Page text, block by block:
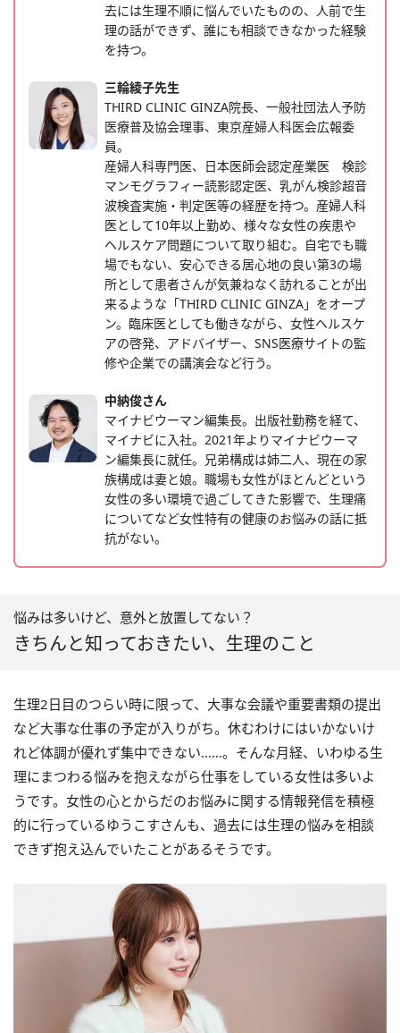
去には生理不順に悩んでいたものの、人前で生
理の話ができず、誰にも相談できなかった経験
を持つ。
三輪綾子先生
THIRD CLINIC GINZA院長、一般社団法人予防
医療普及協会理事、東京産婦人科医会広報委
員。
産婦人科専門医、日本医師会認定産業医 検診
マンモグラフィー読影認定医、乳がん検診超音
波検査実施・判定医等の経歴を持つ。産婦人科
医として10年以上勤め、様々な女性の疾患や
ヘルスケア問題について取り組む。自宅でも職
場でもない、安心できる居心地の良い第3の場
所として患者さんが気兼ねなく訪れることが出
来るような「THIRD CLINIC GINZA」をオープ
ン。臨床医としても働きながら、女性ヘルスケ
アの啓発、アドバイザー、SNS医療サイトの監
修や企業での講演会など行う。
中納俊さん
マイナビウーマン編集長。出版社勤務を経て、
マイナビに入社。2021年よりマイナビウーマ
ン編集長に就任。兄弟構成は姉二人、現在の家
族構成は妻と娘。職場も女性がほとんどという
女性の多い環境で過ごしてきた影響で、生理痛
についてなど女性特有の健康のお悩みの話に抵
抗がない。
悩みは多いけど、意外と放置してない？
きちんと知っておきたい、生理のこと
生理2日目のつらい時に限って、大事な会議や重要書類の提出
など大事な仕事の予定が入りがち。休むわけにはいかないけ
れど体調が優れず集中できない……。そんな月経、いわゆる生
理にまつわる悩みを抱えながら仕事をしている女性は多いよ
うです。女性の心とからだのお悩みに関する情報発信を積極
的に行っているゆうこすさんも、過去には生理の悩みを相談
できず抱え込んでいたことがあるそうです。